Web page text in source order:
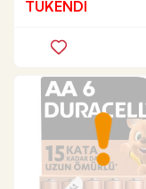
TÜKENDİ